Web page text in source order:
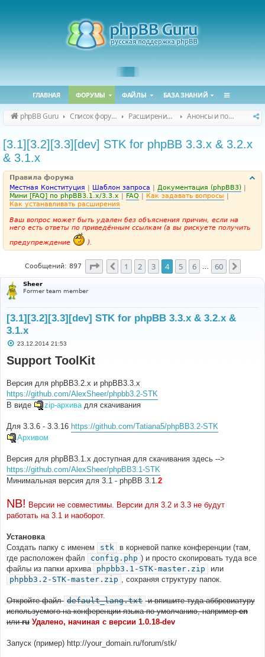
ГЛАВНАЯ ФОРУМЫ ФАЙЛЫ БАЗА ЗНАНИЙ
phpBB Guru Список форумов Расширения phpBB Анонсы и поддержка расширений для phpBB
[3.1][3.2][3.3][dev] STK for phpBB 3.3.x & 3.2.x
& 3.1.x
Правила форума
Местная Конституция | Шаблон запроса | Документация (phpBB3) |
Мини [FAQ] по phpBB3.1.x/3.3.x | FAQ | Как задавать вопросы |
Как устанавливать расширения
Ваш вопрос может быть удален без объяснения причин, если на
него есть ответы по приведённым ссылкам (а вы рискуете получить
предупреждение
).
Сообщений: 897 Страница 4из60
Пред.
1 2 3 4 5 6 60
Sheer
Former team member
[3.1][3.2][3.3][dev] STK for phpBB 3.3.x & 3.2.x &
3.1.x
С
б
н
и
е
23.12.2014 21:53
Support ToolKit
Версия для phpBB3.2.х и phpBB3.3.х
https://github.com/AlexSheer/phpbb3.2-STK
В виде
zip-архивадля скачивания
Для 3.3.6 - 3.3.16 https://github.com/Tatiana5/phpBB3.2-STK
Архивом
Версия для phpBB3.1.х доступная для скачивания здесь -->
https://github.com/AlexSheer/phpBB3.1-STK
Минимальная версия для 3.1 - phpBB 3.1.2
NB! Версии не совместимы. Версии для 3.2 и 3.3 не будут
работать на 3.1 и наоборот.
Установка
Создать папку с именем
stk
в корневой папке конференции (там,
где расположен файл
config.php ) и просто скопировать туда все
файлы из папки архива phpbb3.1-STK-master.zip
или
phpbb3.2-STK-master.zip , сохраняя структуру папок.
Откройте файл default_lang.txt и впишите туда аббревиатуру
используемого на конференции языка по умолчанию, напримерen
илиru Удалено, начиная с версии 1.0.18-dev
Запуск (пример) http://your_domain.ru/forum/stk/